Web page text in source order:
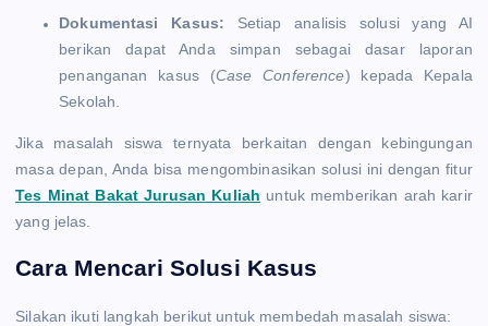
Dokumentasi Kasus: Setiap analisis solusi yang AI
berikan dapat Anda simpan sebagai dasar laporan
penanganan kasus (Case Conference) kepada Kepala
Sekolah.
Jika masalah siswa ternyata berkaitan dengan kebingungan
masa depan, Anda bisa mengombinasikan solusi ini dengan fitur
Tes Minat Bakat Jurusan Kuliah untuk memberikan arah karir
yang jelas.
Cara Mencari Solusi Kasus
Silakan ikuti langkah berikut untuk membedah masalah siswa: